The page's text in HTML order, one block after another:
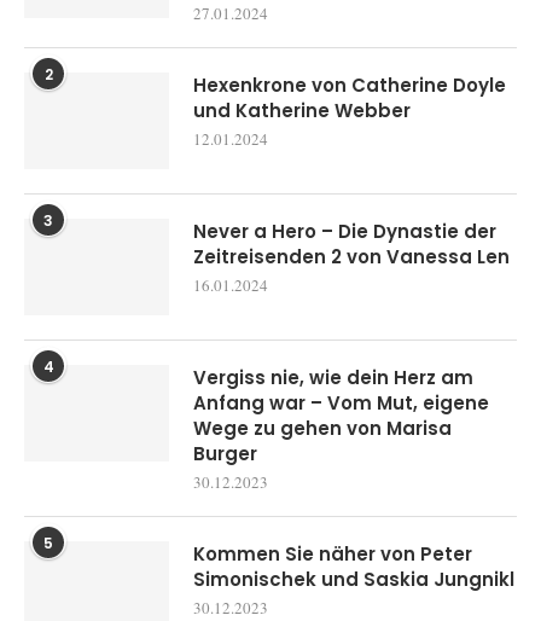
27.01.2024
2
Hexenkrone von Catherine Doyle
und Katherine Webber
12.01.2024
3
Never a Hero – Die Dynastie der
Zeitreisenden 2 von Vanessa Len
16.01.2024
4
Vergiss nie, wie dein Herz am
Anfang war – Vom Mut, eigene
Wege zu gehen von Marisa
Burger
30.12.2023
5
Kommen Sie näher von Peter
Simonischek und Saskia Jungnikl
30.12.2023